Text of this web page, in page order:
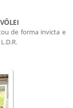
de forma invicta e